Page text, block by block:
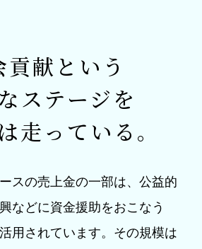
貢献という
ステージを
走っている。
スの売上金の一部は、公益的
などに資金援助をおこなう
用されています。その規模は